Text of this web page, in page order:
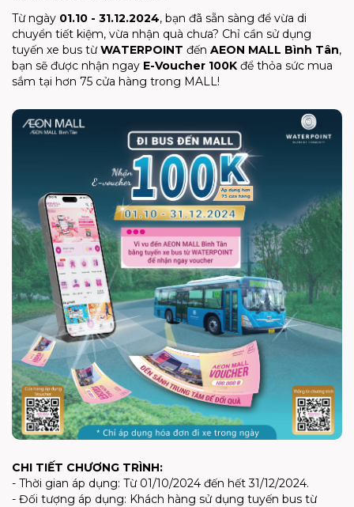
Từ ngày 01.10 - 31.12.2024, bạn đã sẵn sàng để vừa di
chuyển tiết kiệm, vừa nhận quà chưa? Chỉ cần sử dụng
tuyến xe bus từWATERPOINT đến AEON MALL Bình Tân,
bạn sẽ được nhận ngay E-Voucher 100K để thỏa sức mua
sắm tại hơn 75 cửa hàng trong MALL!
CHI TIẾT CHƯƠNG TRÌNH:
- Thời gian áp dụng: Từ 01/10/2024 đến hết 31/12/2024.
- Đối tượng áp dụng: Khách hàng sử dụng tuyến bus từ